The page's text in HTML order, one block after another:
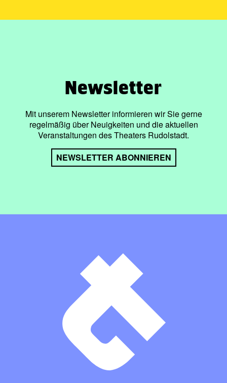
Newsletter
Mit unserem Newsletter informieren wir Sie gerne
regelmäßig über Neuigkeiten und die aktuellen
Veranstaltungen des Theaters Rudolstadt.
NEWSLETTER ABONNIEREN